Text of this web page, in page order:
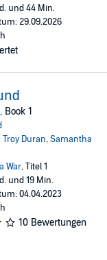
und 44 Min.
29.09.2026
Book 1
Troy Duran,Samantha
War, Titel 1
und 19 Min.
04.04.2023
10 Bewertungen